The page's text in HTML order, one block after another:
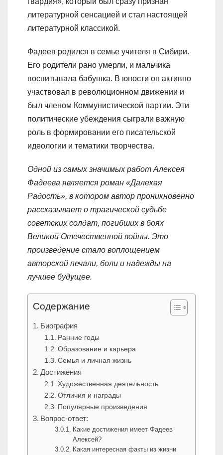
литературной сенсацией и стал настоящей
литературной классикой.
Фадеев родился в семье учителя в Сибири.
Его родители рано умерли, и мальчика
воспитывала бабушка. В юности он активно
участвовал в революционном движении и
был членом Коммунистической партии. Эти
политические убеждения сыграли важную
роль в формировании его писательской
идеологии и тематики творчества.
Одной из самых значимых работ Алексея
Фадеева является роман «Далекая
Радость», в котором автор проникновенно
рассказывает о трагической судьбе
советских солдат, погибших в боях
Великой Отечественной войны. Это
произведение стало воплощением
авторской печали, боли и надежды на
лучшее будущее.
Содержание
Биография
Ранние годы
Образование и карьера
Семья и личная жизнь
Достижения
Художественная деятельность
Отличия и награды
Популярные произведения
Вопрос-ответ:
Какие достижения имеет Фадеев
Алексей?
Какая интересная факты из жизни